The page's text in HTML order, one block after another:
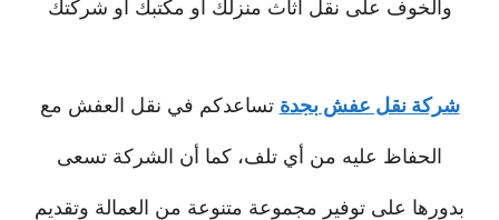
والخوف على نقل اثاث منزلك او مكتبك او شركتك
شركة نقل عفش بجدة تساعدكم في نقل العفش مع
الحفاظ عليه من أي تلف، كما أن الشركة تسعى
بدورها على توفير مجموعة متنوعة من العمالة وتقديم